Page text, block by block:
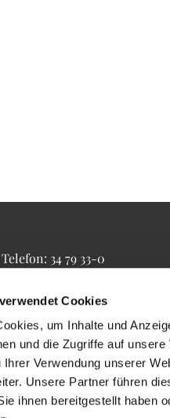
Cookies
um Inhalte und
und die Zugriffe auf
Ihrer Verwendung unserer
Unsere Partner führen
ihnen bereitgestellt haben
Telefon: 34 79 33-0
Email:
Impressum